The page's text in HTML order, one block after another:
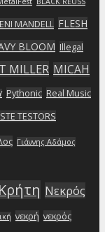
MANDELL FLESH
BLOOM Illegal
MILLER MICAH
Pythonic Real Music
TESTORS
Γιάννης Αδάμος
Κρήτη Νεκρός
νεκρή νεκρός